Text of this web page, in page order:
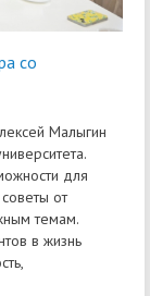
со
Малыгин
для
от
темам.
в жизнь